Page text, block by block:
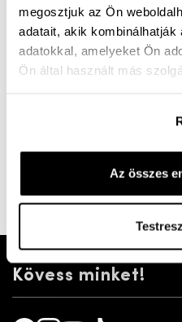
megosztjuk az Ön
adatait, akik kombinálhatják
adatokkal, amelyeket Ön
Ön által használt más
Az összes
Ingyenes
es talp magasság,
100005445
Kövess minket!